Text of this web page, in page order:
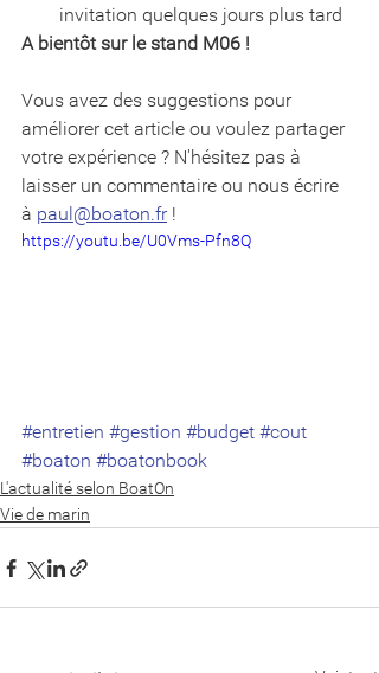
invitation quelques jours plus tard
A bientôt sur le stand M06 !
Vous avez des suggestions pour
améliorer cet article ou voulez partager
votre expérience ? N'hésitez pas à
laisser un commentaire ou nous écrire
à paul@boaton.fr !
https://youtu.be/U0Vms-Pfn8Q
#entretien #gestion #budget #cout
#boaton #boatonbook
L'actualité selon BoatOn
Vie de marin